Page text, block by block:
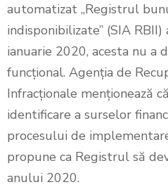
automatizat „Registrul
indisponibilizate” (SIA
ianuarie 2020, acesta nu a
funcțional. Agenția de
Infracționale menționează
identificare a surselor
procesului de
propune ca Registrul să
anului 2020.